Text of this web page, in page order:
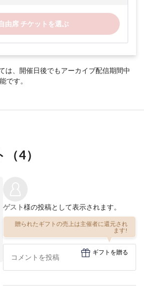
由席 チケットを選ぶ
は、開催日後でもアーカイブ配信期間中
です。
（4）
ゲスト様の投稿として表示されます。
贈られたギフトの売上は主催者に還元され
ます!
ギフトを贈る